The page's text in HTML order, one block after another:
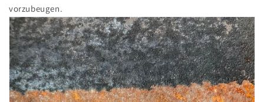
vorzubeugen.